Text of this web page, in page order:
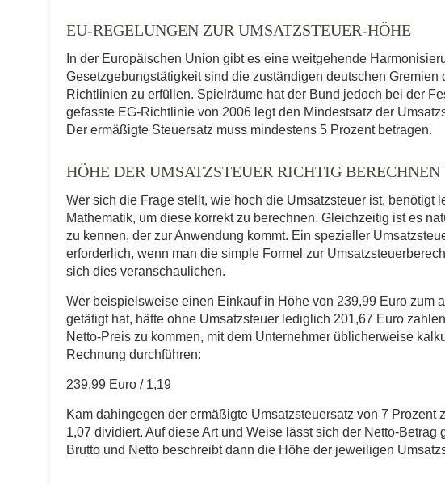
EU-REGELUNGEN ZUR UMSATZSTEUER-HÖHE
In der Europäischen Union gibt es eine weitgehende
Gesetzgebungstätigkeit sind die zuständigen deutschen Gremien
Richtlinien zu erfüllen. Spielräume hat der Bund jedoch bei der
gefasste EG-Richtlinie von 2006 legt den Mindestsatz der
Der ermäßigte Steuersatz muss mindestens 5 Prozent betragen.
HÖHE DER UMSATZSTEUER RICHTIG BERECHNEN
Wer sich die Frage stellt, wie hoch die Umsatzsteuer ist,
Mathematik, um diese korrekt zu berechnen. Gleichzeitig ist es
zu kennen, der zur Anwendung kommt. Ein spezieller
erforderlich, wenn man die simple Formel zur
sich dies veranschaulichen.
Wer beispielsweise einen Einkauf in Höhe von 239,99 Euro zum
getätigt hat, hätte ohne Umsatzsteuer lediglich 201,67 Euro
Netto-Preis zu kommen, mit dem Unternehmer üblicherweise
Rechnung durchführen:
239,99 Euro / 1,19
Kam dahingegen der ermäßigte Umsatzsteuersatz von 7 Prozent
1,07 dividiert. Auf diese Art und Weise lässt sich der Netto-
Brutto und Netto beschreibt dann die Höhe der jeweiligen